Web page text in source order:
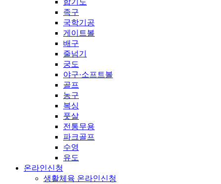
합기도
족구
국학기공
게이트볼
배구
줄넘기
궁도
야구·소프트볼
골프
농구
복싱
풋살
전통무용
파크골프
수영
유도
온라인신청
생활체육 온라인신청